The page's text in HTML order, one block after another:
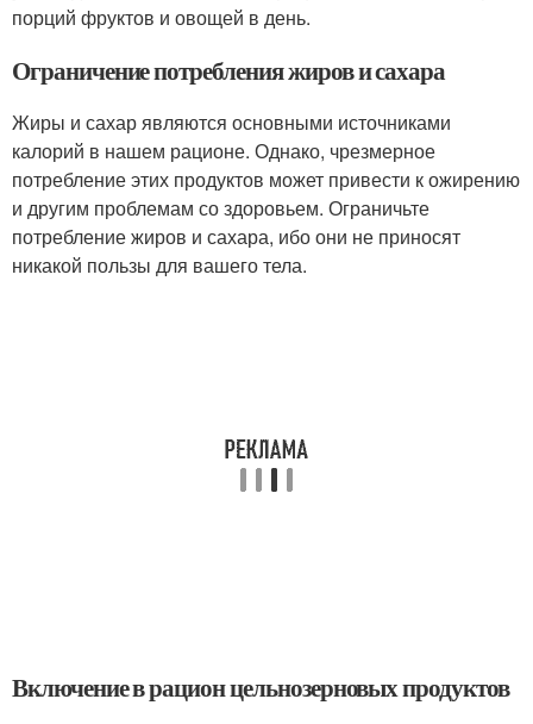
порций фруктов и овощей в день.
Ограничение потребления жиров и сахара
Жиры и сахар являются основными источниками
калорий в нашем рационе. Однако, чрезмерное
потребление этих продуктов может привести к ожирению
и другим проблемам со здоровьем. Ограничьте
потребление жиров и сахара, ибо они не приносят
никакой пользы для вашего тела.
Включение в рацион цельнозерновых продуктов